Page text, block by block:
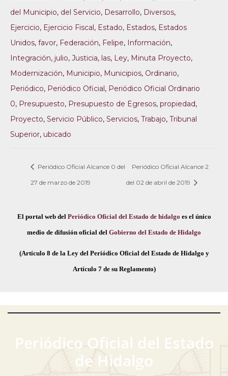
del Municipio, del Servicio, Desarrollo, Diversos,
Ejercicio, Ejercicio Fiscal, Estado, Estados, Estados
Unidos, favor, Federación, Felipe, Información,
Integración, julio, Justicia, las, Ley, Minuta Proyecto,
Modernización, Municipio, Municipios, Ordinario,
Periódico, Periódico Oficial, Periódico Oficial Ordinario
0, Presupuesto, Presupuesto de Egresos, propiedad,
Proyecto, Servicio Público, Servicios, Trabajo, Tribunal
Superior, ubicado
Periódico Oficial Alcance 0 del
27 de marzo de 2019
Periódico Oficial Alcance 2
del 02 de abril de 2019
El portal web del Periódico Oficial del Estado de hidalgo es el único
medio de difusión oficial del Gobierno del Estado de Hidalgo
(Artículo 8 de la Ley del Periódico Oficial del Estado de Hidalgo y
Artículo 7 de su Reglamento)
Periódico Oficial del Estado
de Hidalgo